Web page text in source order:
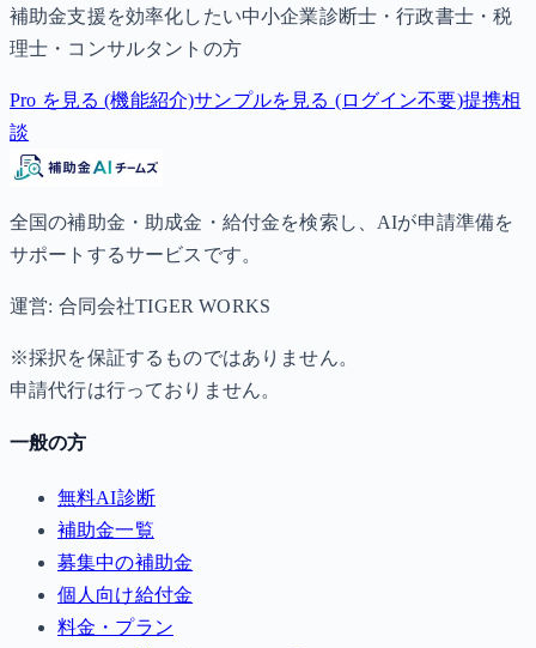
補助金支援を効率化したい中小企業診断士・行政書士・税
理士・コンサルタントの方
Pro を見る (機能紹介)サンプルを見る (ログイン不要)提携相
談
全国の補助金・助成金・給付金を検索し、AIが申請準備を
サポートするサービスです。
運営: 合同会社TIGER WORKS
※採択を保証するものではありません。
申請代行は行っておりません。
一般の方
無料AI診断
補助金一覧
募集中の補助金
個人向け給付金
料金・プラン